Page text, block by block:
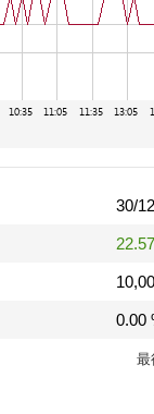
30/
0.00
最